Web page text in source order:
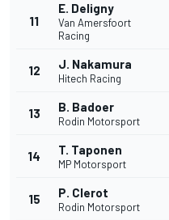
11
E. Deligny
Van Amersfoort
Racing
12 J. Nakamura
Hitech Racing
13 B. Badoer
Rodin Motorsport
14 T. Taponen
MP Motorsport
15 P. Clerot
Rodin Motorsport